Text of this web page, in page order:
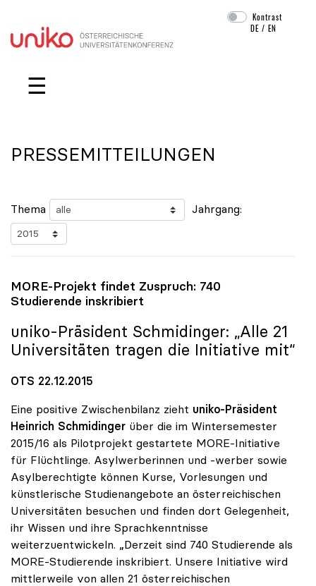
Navigation überspringen
Kontrast
DE /EN
☰
PRESSEMITTEILUNGEN
Thema Jahrgang:
MORE-Projekt findet Zuspruch: 740
Studierende inskribiert
uniko-Präsident Schmidinger: „Alle 21
Universitäten tragen die Initiative mit“
OTS 22.12.2015
Eine positive Zwischenbilanz zieht uniko-Präsident
Heinrich Schmidinger über die im Wintersemester
2015/16 als Pilotprojekt gestartete MORE-Initiative
für Flüchtlinge. Asylwerberinnen und -werber sowie
Asylberechtigte können Kurse, Vorlesungen und
künstlerische Studienangebote an österreichischen
Universitäten besuchen und finden dort Gelegenheit,
ihr Wissen und ihre Sprachkenntnisse
weiterzuentwickeln. „Derzeit sind 740 Studierende als
MORE-Studierende inskribiert. Unsere Initiative wird
mittlerweile von allen 21 österreichischen